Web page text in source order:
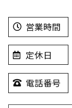
営業時間
定休日
電話番号